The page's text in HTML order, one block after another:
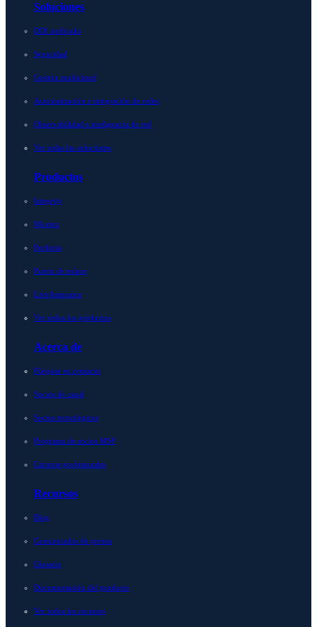
Soluciones
DDI unificado
Seguridad
Gestión multicloud
Automatización e integración de redes
Observabilidad e inteligencia de red
Ver todas las soluciones
Productos
Integrity
Micetro
Periferia
Puerta de enlace
LiveAssurance
Ver todos los productos
Acerca de
Póngase en contacto
Socios de canal
Socios tecnológicos
Programa de socios MSP
Carreras profesionales
Recursos
Blog
Comunicados de prensa
Glosario
Documentación del producto
Ver todos los recursos